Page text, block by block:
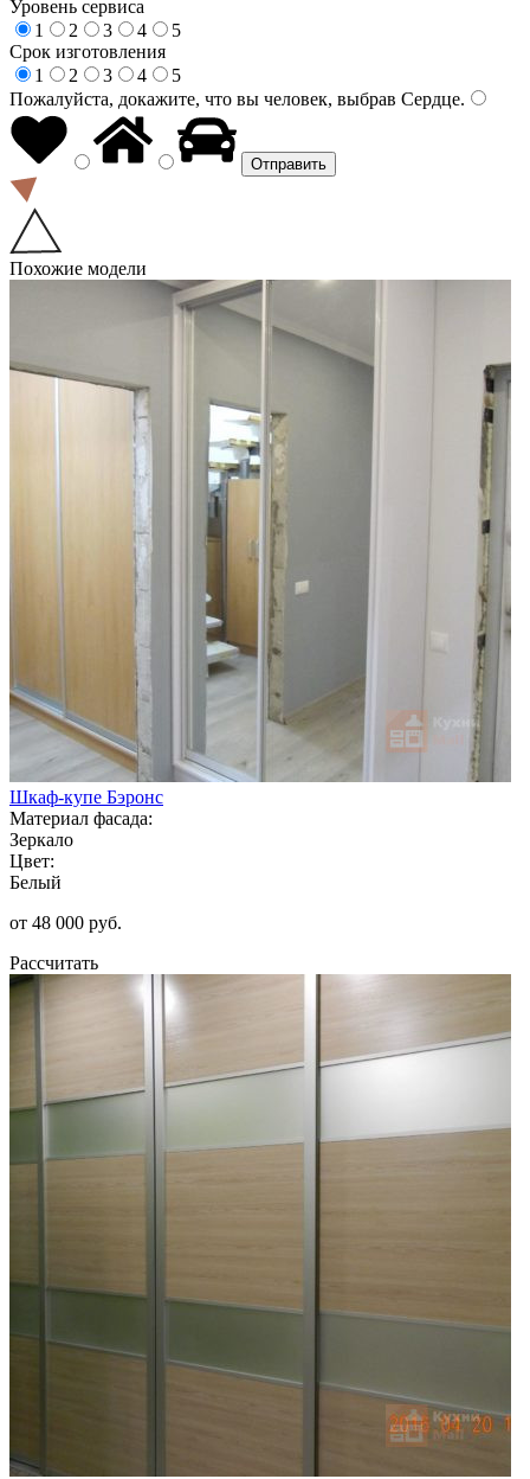
Уровень сервиса
1
2 3 4
5
Срок изготовления
1
2 3 4
5
Пожалуйста, докажите, что вы человек, выбрав Сердце.
Похожие модели
Шкаф-купе Бэронс
Материал фасада:
Зеркало
Цвет:
Белый
от 48 000 руб.
Рассчитать